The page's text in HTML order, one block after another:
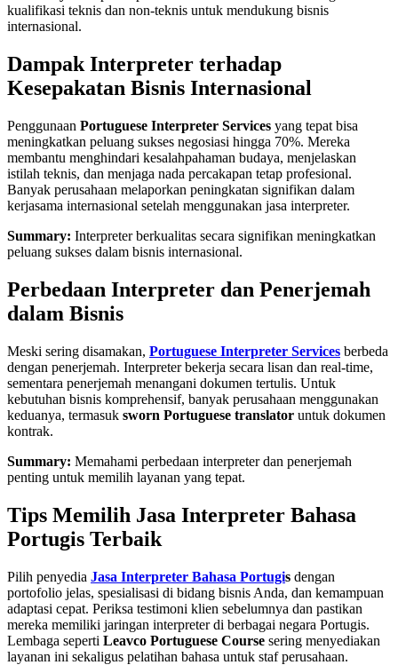
kualifikasi teknis dan non-teknis untuk mendukung bisnis
internasional.
Dampak Interpreter terhadap
Kesepakatan Bisnis Internasional
Penggunaan Portuguese Interpreter Services yang tepat bisa
meningkatkan peluang sukses negosiasi hingga 70%. Mereka
membantu menghindari kesalahpahaman budaya, menjelaskan
istilah teknis, dan menjaga nada percakapan tetap profesional.
Banyak perusahaan melaporkan peningkatan signifikan dalam
kerjasama internasional setelah menggunakan jasa interpreter.
Summary: Interpreter berkualitas secara signifikan meningkatkan
peluang sukses dalam bisnis internasional.
Perbedaan Interpreter dan Penerjemah
dalam Bisnis
Meski sering disamakan, Portuguese Interpreter Services berbeda
dengan penerjemah. Interpreter bekerja secara lisan dan real-time,
sementara penerjemah menangani dokumen tertulis. Untuk
kebutuhan bisnis komprehensif, banyak perusahaan menggunakan
keduanya, termasuk sworn Portuguese translator untuk dokumen
kontrak.
Summary: Memahami perbedaan interpreter dan penerjemah
penting untuk memilih layanan yang tepat.
Tips Memilih Jasa Interpreter Bahasa
Portugis Terbaik
Pilih penyedia Jasa Interpreter Bahasa Portugis dengan
portofolio jelas, spesialisasi di bidang bisnis Anda, dan kemampuan
adaptasi cepat. Periksa testimoni klien sebelumnya dan pastikan
mereka memiliki jaringan interpreter di berbagai negara Portugis.
Lembaga seperti Leavco Portuguese Course sering menyediakan
layanan ini sekaligus pelatihan bahasa untuk staf perusahaan.